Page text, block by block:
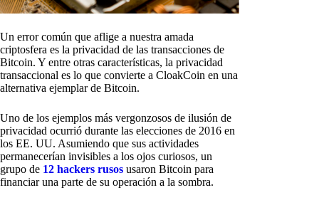
Un error común que aflige a nuestra amada
criptosfera es la privacidad de las transacciones de
Bitcoin. Y entre otras características, la privacidad
transaccional es lo que convierte a CloakCoin en una
alternativa ejemplar de Bitcoin.
Uno de los ejemplos más vergonzosos de ilusión de
privacidad ocurrió durante las elecciones de 2016 en
los EE. UU. Asumiendo que sus actividades
permanecerían invisibles a los ojos curiosos, un
grupo de 12 hackers rusos usaron Bitcoin para
financiar una parte de su operación a la sombra.